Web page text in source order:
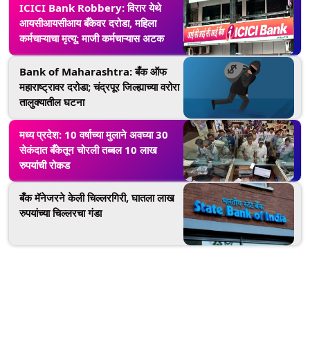
ICICI Bank Robbery: विरार येथे
आयसीआयसीआय बँकेवर दरोडा, महिला
कर्मचाऱ्याचा मृत्यू; माजी कर्मचाऱ्यास अटक
Bank of Maharashtra: बँक ऑफ
महाराष्ट्रावर दरोडा; चंद्रपूर जिल्ह्याच्या वरोरा
तालुक्यातील घटना
मध्य प्रदेश: 10 वर्षाच्या मुलाने अवघ्या 30
सेकंदात बँकेतून चोरली तब्बल 10 लाख
रुपयांची रोकड
बँक मॅनेजरने केली चिल्लरगिरी, घातला लाख
रुपयांच्या चिल्लरचा गंडा